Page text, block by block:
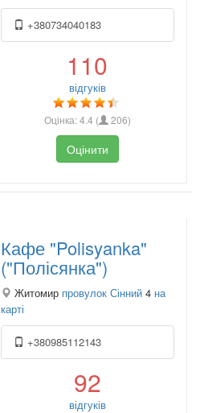
+380734040183
110
відгуків
Оцінка:4.4 ( 206)
Оцінити
Кафе "Polisyanka"
("Полісянка")
Житомир провулок Сінний 4 на
карті
+380985112143
92
відгуків